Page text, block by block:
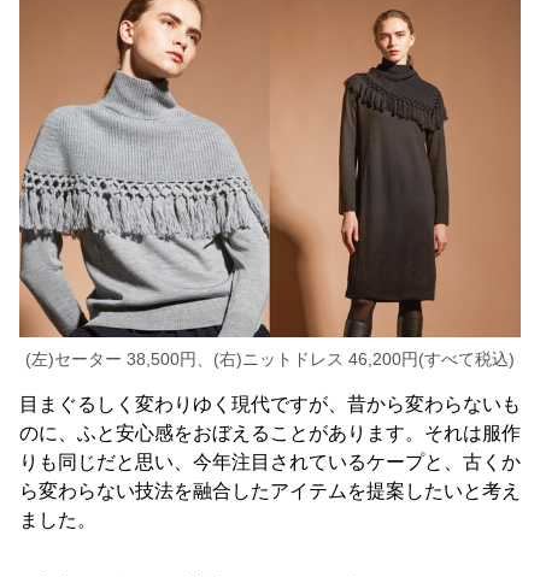
(左)セーター 38,500円、(右)ニットドレス 46,200円(すべて税込)
目まぐるしく変わりゆく現代ですが、昔から変わらないも
のに、ふと安心感をおぼえることがあります。それは服作
りも同じだと思い、今年注目されているケープと、古くか
ら変わらない技法を融合したアイテムを提案したいと考え
ました。